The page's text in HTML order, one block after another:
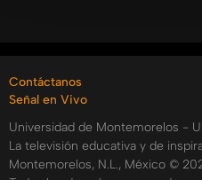
sus negocios de forma
empresarios emergentes.
Categorías:
Contáctanos
Señal en Vivo
Universidad de Montemorelos -
La televisión educativa y de
Montemorelos, N.L., México ©